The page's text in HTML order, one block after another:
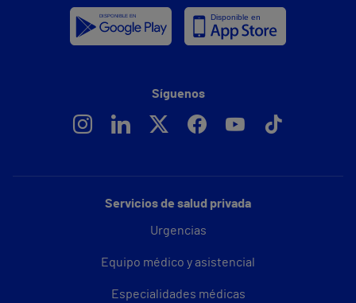
Servicios de salud privada
Urgencias
Equipo médico y asistencial
Especialidades médicas
Síguenos